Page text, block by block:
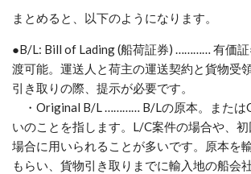
まとめると、以下のようになります。
●B/L: Bill of Lading (船荷証券) ………… 有価
渡可能。運送人と荷主の運送契約と貨物受
引き取りの際、提示が必要です。
・Original B/L ………… B/Lの原本。または
いのことを指します。L/C案件の場合や、
場合に用いられることが多いです。原本を
もらい、貨物引き取りまでに輸入地の船会